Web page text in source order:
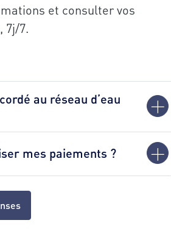
et consulter vos
7j/7.
au réseau d’eau
mes paiements ?